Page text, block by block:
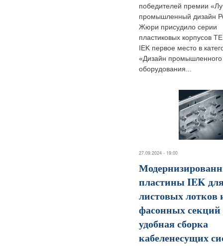
победителей премии
промышленный дизайн
Жюри присудило серии
пластиковых корпусов
IEK первое место в
«Дизайн промышленного
оборудования...
27.09.2024 - 19:00
пластины IEK
листовых лотков
фасонных
удобная сборка
кабеленесущих